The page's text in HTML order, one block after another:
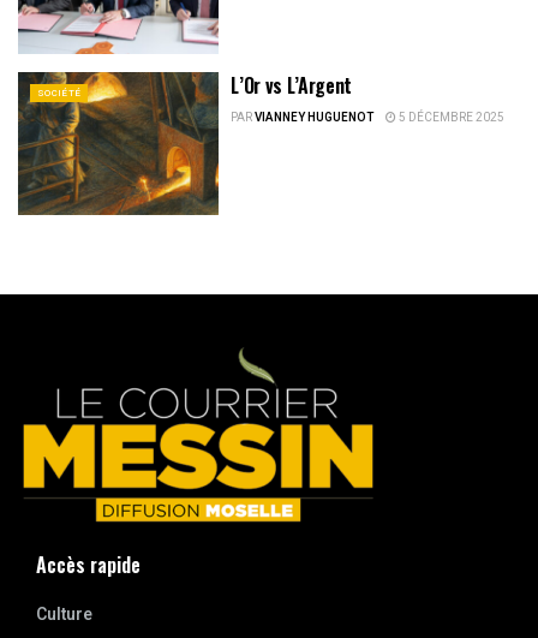
SOCIÉTÉ L’Or vs L’Argent
PARVIANNEY HUGUENOT 5 DÉCEMBRE 2025
Accès rapide
Culture